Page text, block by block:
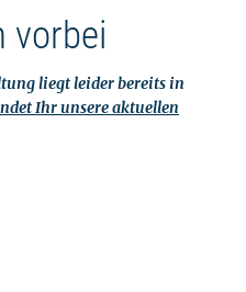
vorbei
liegt leider bereits in
Ihr unsere aktuellen